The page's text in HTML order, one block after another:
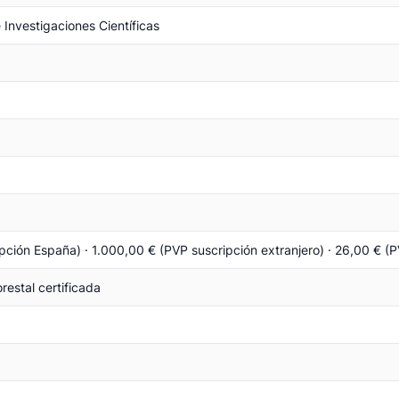
Investigaciones Científicas
España) · 1.000,00 € (PVP suscripción extranjero) · 26,00 €
certificada